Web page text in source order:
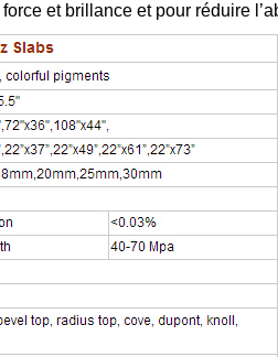
et brillance et pour réduire